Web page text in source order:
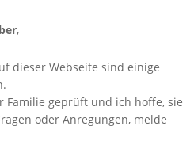
,
dieser Webseite sind einige
Familie geprüft und ich hoffe, sie
oder Anregungen, melde